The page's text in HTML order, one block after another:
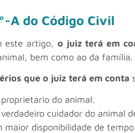
A do Código Civil
este artigo, o juiz terá em
bem como ao da família.
que o juiz terá em conta
do animal.
cuidador do animal
maior disponibilidade de